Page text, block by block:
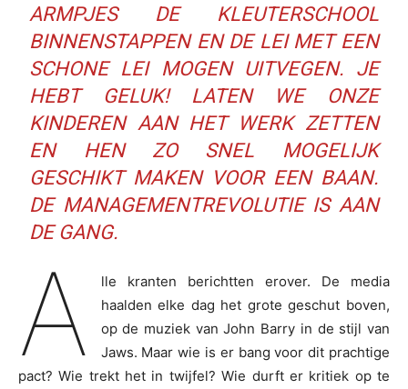
ARMPJES DE KLEUTERSCHOOL
BINNENSTAPPEN EN DE LEI MET EEN
SCHONE LEI MOGEN UITVEGEN. JE
HEBT GELUK! LATEN WE ONZE
KINDEREN AAN HET WERK ZETTEN
EN HEN ZO SNEL MOGELIJK
GESCHIKT MAKEN VOOR EEN BAAN.
DE MANAGEMENTREVOLUTIE IS AAN
DE GANG.
A
lle kranten berichtten erover. De media
haalden elke dag het grote geschut boven,
op de muziek van John Barry in de stijl van
Jaws. Maar wie is er bang voor dit prachtige
pact? Wie trekt het in twijfel? Wie durft er kritiek op te